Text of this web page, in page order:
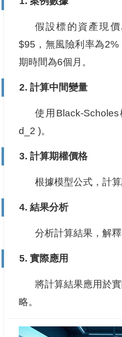
假設標的資產現
$95，無風險利率為2%
期時間為6個月。
2. 計算中間變量
使用Black-
d_2 )。
3. 計算期權價格
根據模型公式，計算
4. 結果分析
分析計算結果，解
5. 實際應用
將計算結果應用於
略。